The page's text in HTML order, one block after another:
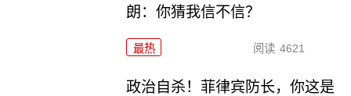
朗：你猜我信不信？
最热 阅读 4621
政治自杀！菲律宾防长，你这是